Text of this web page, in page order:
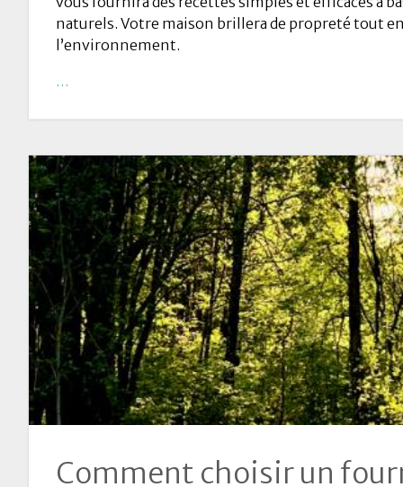
naturels. Votre maison brillera de propreté tout
l’environnement.
…
Comment choisir un